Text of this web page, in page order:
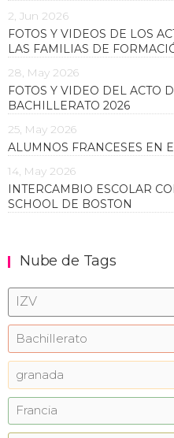
2, Jun 2026
FOTOS Y VIDEOS DE LOS
LAS FAMILIAS DE
28, May 2026
FOTOS Y VIDEO DEL ACTO
BACHILLERATO 2026
25, May 2026
ALUMNOS FRANCESES EN
14, May 2026
INTERCAMBIO ESCOLAR
SCHOOL DE BOSTON
Nube de Tags
IZV
Bachillerato
granada
Francia